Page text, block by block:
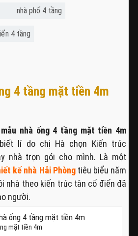
nhà phố 4 tầng
4 tầng
4 tầng mặt tiền 4m
mẫu nhà ống 4 tầng mặt tiền 4m
lí do chị Hà chọn Kiến trúc
nhà trọn gói cho mình. Là một
kế nhà Hải Phòngtiêu biểu năm
nhà theo kiến trúc tân cổ điển đã
người.
mặt tiền 4m